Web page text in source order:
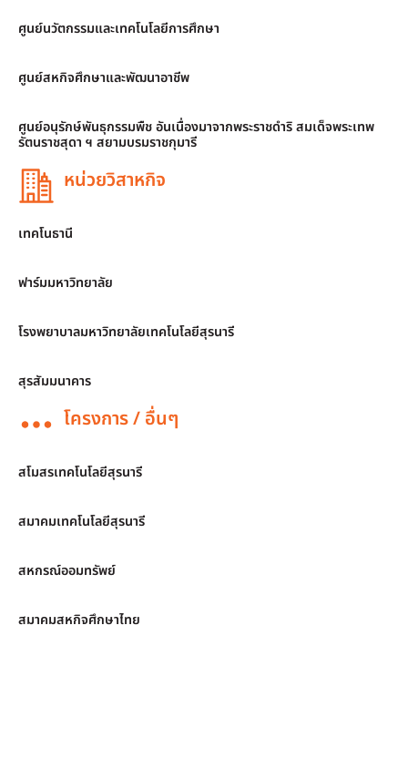
ศูนย์นวัตกรรมและเทคโนโลยีการศึกษา
ศูนย์สหกิจศึกษาและพัฒนาอาชีพ
ศูนย์อนุรักษ์พันธุกรรมพืช อันเนื่องมาจากพระราชดำริ สมเด็จพระเทพ
รัตนราชสุดา ฯ สยามบรมราชกุมารี
หน่วยวิสาหกิจ
เทคโนธานี
ฟาร์มมหาวิทยาลัย
โรงพยาบาลมหาวิทยาลัยเทคโนโลยีสุรนารี
สุรสัมมนาคาร
โครงการ / อื่นๆ
สโมสรเทคโนโลยีสุรนารี
สมาคมเทคโนโลยีสุรนารี
สหกรณ์ออมทรัพย์
สมาคมสหกิจศึกษาไทย